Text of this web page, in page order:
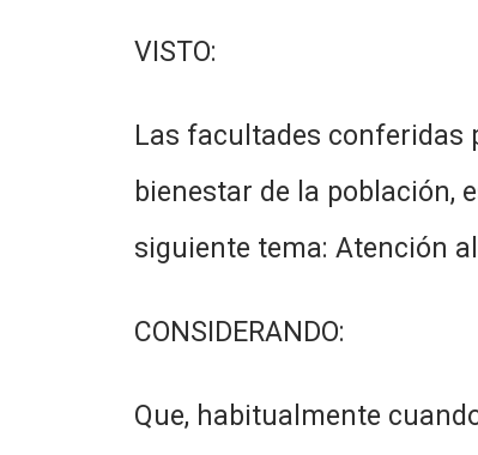
VISTO:
Las facultades conferidas
bienestar de la población,
siguiente tema: Atención
CONSIDERANDO:
Que, habitualmente